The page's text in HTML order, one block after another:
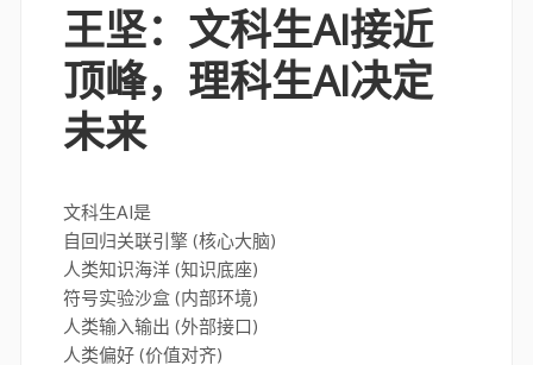
王坚：文科生AI接近
顶峰，理科生AI决定
未来
文科生AI是
自回归关联引擎 (核心大脑)
人类知识海洋 (知识底座)
符号实验沙盒 (内部环境)
人类输入输出 (外部接口)
人类偏好 (价值对齐)